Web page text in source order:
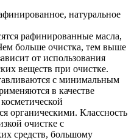
натуральное
рафинированные масла,
больше очистка, тем выше
от использования
веществ при очистке.
с минимальным
в качестве
органическими. Классность
очистке с
средств, большому